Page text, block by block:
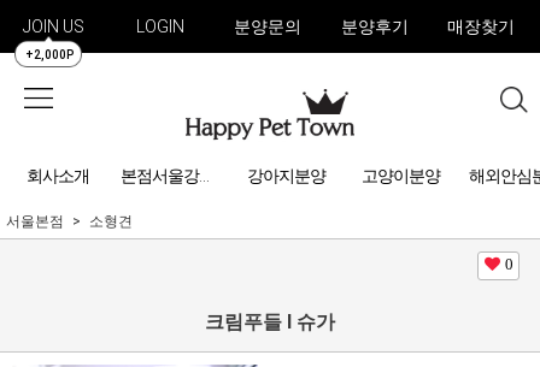
JOIN US
+2,000P
LOGIN 분양문의 분양후기 매장찾기
회사소개 본점서울강아지분양 강아지분양 고양이분양 해외안심
서울본점 소형견
0
크림푸들 l 슈가